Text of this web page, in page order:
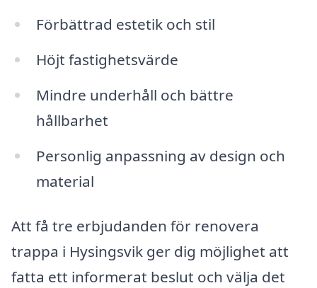
Förbättrad estetik och stil
Höjt fastighetsvärde
Mindre underhåll och bättre
hållbarhet
Personlig anpassning av design och
material
Att få tre erbjudanden för renovera
trappa i Hysingsvik ger dig möjlighet att
fatta ett informerat beslut och välja det